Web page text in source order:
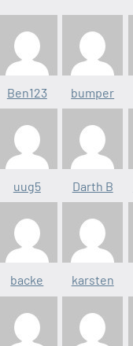
Ben123 bumper
uug5 Darth B
backe karsten